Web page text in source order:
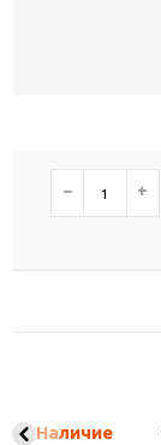
− +
Наличие